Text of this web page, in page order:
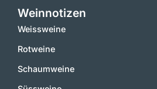
Weinnotizen
Weissweine
Rotweine
Schaumweine